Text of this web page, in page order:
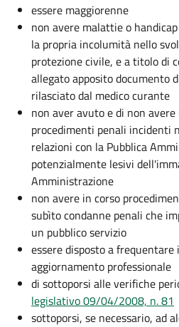
essere maggiorenne
non avere malattie o
la propria incolumità nello
protezione civile, e a titolo di
allegato apposito documento
rilasciato dal medico curante
non aver avuto e di non
procedimenti penali incidenti
relazioni con la Pubblica
potenzialmente lesivi
Amministrazione
non avere in corso
subìto condanne penali che
un pubblico servizio
essere disposto a frequentare
aggiornamento professionale
di sottoporsi alle verifiche
legislativo 09/04/2008, n. 81
sottoporsi, se necessario, ad